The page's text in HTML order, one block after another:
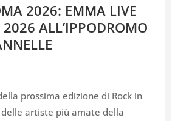
2026: EMMA LIVE
ALL’IPPODROMO
prossima edizione di Rock in
delle artiste più amate della